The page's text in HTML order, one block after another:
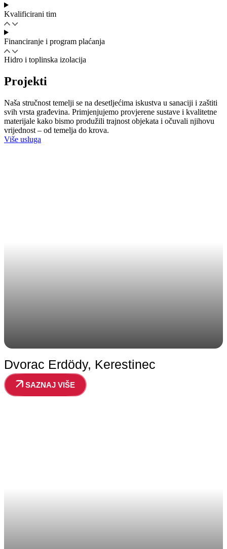
Kvalificirani tim
Financiranje i program plaćanja
Hidro i toplinska izolacija
Projekti
Naša stručnost temelji se na desetljećima iskustva u sanaciji i zaštiti
svih vrsta građevina. Primjenjujemo provjerene sustave i kvalitetne
materijale kako bismo produžili trajnost objekata i očuvali njihovu
vrijednost – od temelja do krova.
Više usluga
Dvorac Erdödy, Kerestinec
SAZNAJ VIŠE